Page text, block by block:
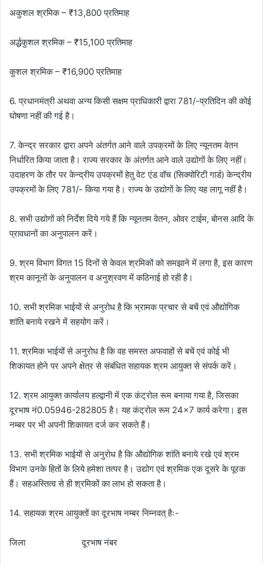
अकुशल श्रमिक – ₹13,800 प्रतिमाह
अर्द्धकुशल श्रमिक – ₹15,100 प्रतिमाह
कुशल श्रमिक – ₹16,900 प्रतिमाह
6. प्रधानमंत्री अथवा अन्य किसी सक्षम प्राधिकारी द्वारा 781/-प्रतिदिन की कोई
घोषणा नहीं की गई है।
7. केन्द्र सरकार द्वारा अपने अंतर्गत आने वाले उपक्रमों के लिए न्यूनतम वेतन
निर्धारित किया जाता है। राज्य सरकार के अंतर्गत आने वाले उद्योगों के लिए नहीं।
उदाहरण के तौर पर केन्द्रीय उपक्रमों हेतु वेट एंड वॉच (सिक्योरिटी गार्ड) केन्द्रीय
उपक्रमों के लिए 781/- किया गया है। राज्य के उद्योगों के लिए यह लागू नहीं है।
8. सभी उद्योगों को निर्देश दिये गये हैं कि न्यूनतम वेतन, ओवर टाईम, बोनस आदि के
प्रावधानों का अनुपालन करें।
9. श्रम विभाग विगत 15 दिनों से केवल श्रमिकों को समझाने में लगा है, इस कारण
श्रम कानूनों के अनुपालन व अनुश्रवण में कठिनाई हो रही है।
10. सभी श्रमिक भाईयों से अनुरोध है कि भ्रामक प्रचार से बचें एवं औद्योगिक
शांति बनाये रखने में सहयोग करें।
11. श्रमिक भाईयों से अनुरोध है कि वह समस्त अफवाहों से बचें एवं कोई भी
शिकायत होने पर अपने क्षेत्र से संबंधित सहायक श्रम आयुक्त से संपर्क करें।
12. श्रम आयुक्त कार्यालय हल्द्वानी में एक कंट्रोल रूम बनाया गया है, जिसका
दूरभाष नं0.05946-282805 है। यह कंट्रोल रूम 24×7 कार्य करेगा। इस
नम्बर पर भी अपनी शिकायत दर्ज कर सकते हैं।
13. सभी श्रमिक भाईयों से अनुरोध है कि औद्योगिक शांति बनाये रखे एवं श्रम
विभाग उनके हितों के लिये हमेशा तत्पर है। उद्योग एवं श्रमिक एक दूसरे के पूरक
हैं। सहअस्तित्व से ही श्रमिकों का लाभ हो सकता है।
14. सहायक श्रम आयुक्तों का दूरभाष नम्बर निम्नवत् हैः-
जिला दूरभाष नंबर